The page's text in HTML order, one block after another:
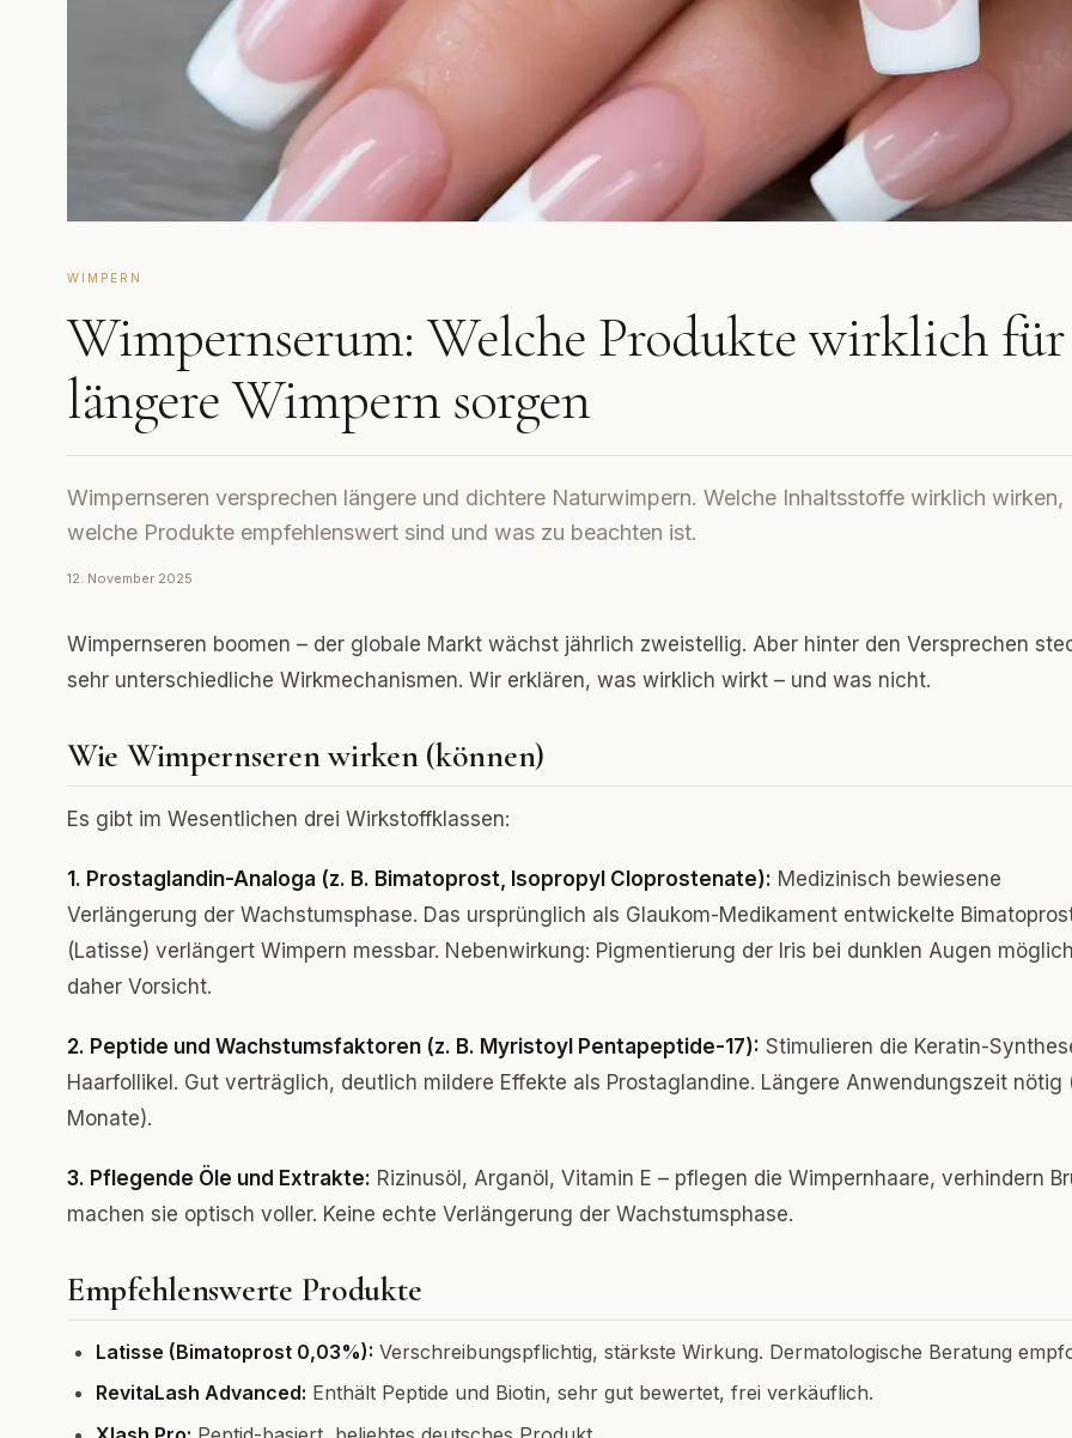
WIMPERN
Wimpernserum: Welche Produkte wirklich für
längere Wimpern sorgen
Wimpernseren versprechen längere und dichtere Naturwimpern. Welche Inhaltsstoffe wirklich wirken,
welche Produkte empfehlenswert sind und was zu beachten ist.
12. November 2025
Wimpernseren boomen – der globale Markt wächst jährlich zweistellig. Aber hinter den Versprechen
sehr unterschiedliche Wirkmechanismen. Wir erklären, was wirklich wirkt – und was nicht.
Wie Wimpernseren wirken (können)
Es gibt im Wesentlichen drei Wirkstoffklassen:
1. Prostaglandin-Analoga (z. B. Bimatoprost, Isopropyl Cloprostenate): Medizinisch bewiesene
Verlängerung der Wachstumsphase. Das ursprünglich als Glaukom-Medikament entwickelte
(Latisse) verlängert Wimpern messbar. Nebenwirkung: Pigmentierung der Iris bei dunklen Augen
daher Vorsicht.
2. Peptide und Wachstumsfaktoren (z. B. Myristoyl Pentapeptide-17): Stimulieren die Keratin-
Haarfollikel. Gut verträglich, deutlich mildere Effekte als Prostaglandine. Längere Anwendungszeit nötig
Monate).
3. Pflegende Öle und Extrakte: Rizinusöl, Arganöl, Vitamin E – pflegen die Wimpernhaare, verhindern
machen sie optisch voller. Keine echte Verlängerung der Wachstumsphase.
Empfehlenswerte Produkte
Latisse (Bimatoprost 0,03%): Verschreibungspflichtig, stärkste Wirkung. Dermatologische Beratung
RevitaLash Advanced: Enthält Peptide und Biotin, sehr gut bewertet, frei verkäuflich.